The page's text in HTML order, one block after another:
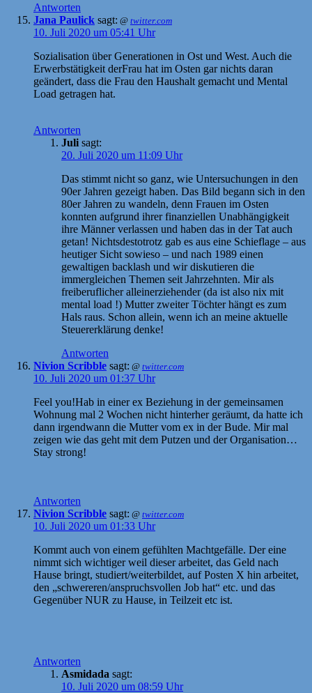
Antworten
Jana Paulick sagt: @ twitter.com
10. Juli 2020 um 05:41 Uhr
Sozialisation über Generationen in Ost und West. Auch die
Erwerbstätigkeit derFrau hat im Osten gar nichts daran
geändert, dass die Frau den Haushalt gemacht und Mental
Load getragen hat.
Antworten
Juli sagt:
20. Juli 2020 um 11:09 Uhr
Das stimmt nicht so ganz, wie Untersuchungen in den
90er Jahren gezeigt haben. Das Bild begann sich in den
80er Jahren zu wandeln, denn Frauen im Osten
konnten aufgrund ihrer finanziellen Unabhängigkeit
ihre Männer verlassen und haben das in der Tat auch
getan! Nichtsdestotrotz gab es aus eine Schieflage – aus
heutiger Sicht sowieso – und nach 1989 einen
gewaltigen backlash und wir diskutieren die
immergleichen Themen seit Jahrzehnten. Mir als
freiberuflicher alleinerziehender (da ist also nix mit
mental load !) Mutter zweiter Töchter hängt es zum
Hals raus. Schon allein, wenn ich an meine aktuelle
Steuererklärung denke!
Antworten
Nivion Scribble sagt: @ twitter.com
10. Juli 2020 um 01:37 Uhr
Feel you!Hab in einer ex Beziehung in der gemeinsamen
Wohnung mal 2 Wochen nicht hinterher geräumt, da hatte ich
dann irgendwann die Mutter vom ex in der Bude. Mir mal
zeigen wie das geht mit dem Putzen und der Organisation…
Stay strong!
Antworten
Nivion Scribble sagt: @ twitter.com
10. Juli 2020 um 01:33 Uhr
Kommt auch von einem gefühlten Machtgefälle. Der eine
nimmt sich wichtiger weil dieser arbeitet, das Geld nach
Hause bringt, studiert/weiterbildet, auf Posten X hin arbeitet,
den „schwereren/anspruchsvollen Job hat“ etc. und das
Gegenüber NUR zu Hause, in Teilzeit etc ist.
Antworten
Asmidada sagt:
10. Juli 2020 um 08:59 Uhr